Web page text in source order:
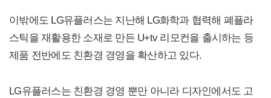
이밖에도 LG유플러스는 지난해 LG화학과 협력해 폐플라
스틱을 재활용한 소재로 만든 U+tv 리모컨을 출시하는 등
제품 전반에도 친환경 경영을 확산하고 있다.
LG유플러스는 친환경 경영 뿐만 아니라 디자인에서도 고